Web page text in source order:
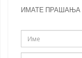
ИМАТЕ ПРАШАЊА